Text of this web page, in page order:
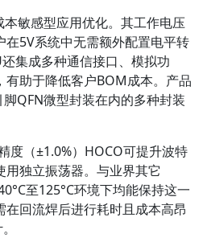
敏感型应用优化。其工作电压
在5V系统中无需额外配置电平转
集成多种通信接口、模拟功
有助于降低客户BOM成本。产品
QFN微型封装在内的多种封装
度（±1.0%）HOCO可提升波特
独立振荡器。与业界其它
至125°C环境下均能保持这一
回流焊后进行耗时且成本高昂